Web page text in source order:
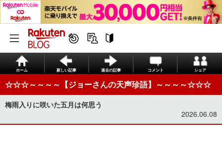
ホーム 新しい記事 過去の記事 コメント シェア
☆☆☆～～～～【ジョーさんの天声珍語】～～～～☆☆☆
梅雨入りに咲いた五月は何思う
2026.06.08